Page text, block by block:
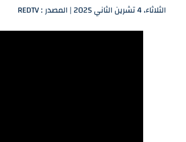
الثلاثاء، 4 تشرين الثاني 2025 | المصدر : REDTV